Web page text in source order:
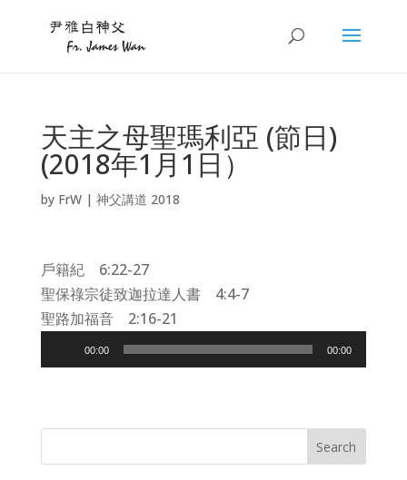
天主之母聖瑪利亞 (節日)
(2018年1月1日）
by FrW| 神父講道 2018
戶籍紀 6:22-27
聖保祿宗徒致迦拉達人書 4:4-7
聖路加福音 2:16-21
Player
00:00 00:00